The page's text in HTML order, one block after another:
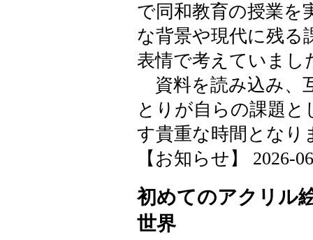
で同和教育の授業を
な背景や現代に残る
表情で考えていまし
資料を読み込み、
とりが自らの課題
す貴重な時間となり
【お知らせ】 2026-
初めてのアクリル
世界